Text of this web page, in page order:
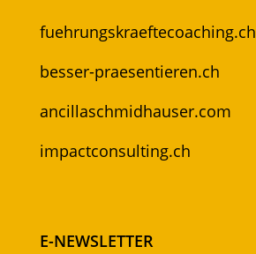
fuehrungskraeftecoaching.ch
besser-praesentieren.ch
ancillaschmidhauser.com
impactconsulting.ch
E-NEWSLETTER